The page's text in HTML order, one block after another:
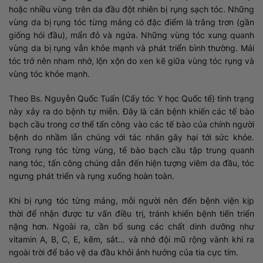
hoặc nhiều vùng trên da đầu đột nhiên bị rụng sạch tóc. Những
vùng da bị rụng tóc từng mảng có đặc điểm là trắng trơn (gần
giống hói đầu), mẩn đỏ và ngứa. Những vùng tóc xung quanh
vùng da bị rụng vẫn khỏe mạnh và phát triển bình thường. Mái
tóc trở nên nham nhở, lộn xộn do xen kẽ giữa vùng tóc rụng và
vùng tóc khỏe mạnh.
Theo Bs. Nguyễn Quốc Tuấn (Cấy tóc Y học Quốc tế) tình trạng
này xảy ra do bệnh tự miễn. Đây là căn bệnh khiến các tế bào
bạch cầu trong cơ thể tấn công vào các tế bào của chính người
bệnh do nhầm lẫn chúng với tác nhân gây hại tới sức khỏe.
Trong rụng tóc từng vùng, tế bào bạch cầu tập trung quanh
nang tóc, tấn công chúng dẫn đến hiện tượng viêm da đầu, tóc
ngưng phát triển và rụng xuống hoàn toàn.
Khi bị rụng tóc từng mảng, mỗi người nên đến bệnh viện kịp
thời để nhận được tư vấn điều trị, tránh khiến bệnh tiến triển
nặng hơn. Ngoài ra, cần bổ sung các chất dinh dưỡng như
vitamin A, B, C, E, kẽm, sắt… và nhớ đội mũ rộng vành khi ra
ngoài trời để bảo vệ da đầu khỏi ảnh hưởng của tia cực tím.